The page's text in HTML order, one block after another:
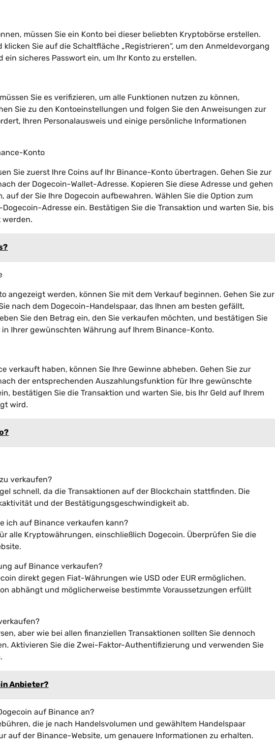
müssen Sie ein Konto bei dieser beliebten Kryptobörse erstellen.
Sie auf die Schaltfläche „Registrieren“, um den Anmeldevorgang
sicheres Passwort ein, um Ihr Konto zu erstellen.
Sie es verifizieren, um alle Funktionen nutzen zu können,
Sie zu den Kontoeinstellungen und folgen Sie den Anweisungen zur
Ihren Personalausweis und einige persönliche Informationen
Konto
Sie zuerst Ihre Coins auf Ihr Binance-Konto übertragen. Gehen Sie zur
der Dogecoin-Wallet-Adresse. Kopieren Sie diese Adresse und gehen
auf der Sie Ihre Dogecoin aufbewahren. Wählen Sie die Option zum
Adresse ein. Bestätigen Sie die Transaktion und warten Sie, bis
werden.
angezeigt werden, können Sie mit dem Verkauf beginnen. Gehen Sie zur
nach dem Dogecoin-Handelspaar, das Ihnen am besten gefällt,
Sie den Betrag ein, den Sie verkaufen möchten, und bestätigen Sie
Ihrer gewünschten Währung auf Ihrem Binance-Konto.
verkauft haben, können Sie Ihre Gewinne abheben. Gehen Sie zur
der entsprechenden Auszahlungsfunktion für Ihre gewünschte
bestätigen Sie die Transaktion und warten Sie, bis Ihr Geld auf Ihrem
wird.
verkaufen?
schnell, da die Transaktionen auf der Blockchain stattfinden. Die
und der Bestätigungsgeschwindigkeit ab.
ich auf Binance verkaufen kann?
alle Kryptowährungen, einschließlich Dogecoin. Überprüfen Sie die
auf Binance verkaufen?
direkt gegen Fiat-Währungen wie USD oder EUR ermöglichen.
abhängt und möglicherweise bestimmte Voraussetzungen erfüllt
aber wie bei allen finanziellen Transaktionen sollten Sie dennoch
Aktivieren Sie die Zwei-Faktor-Authentifizierung und verwenden Sie
Anbieter?
auf Binance an?
die je nach Handelsvolumen und gewähltem Handelspaar
auf der Binance-Website, um genauere Informationen zu erhalten.